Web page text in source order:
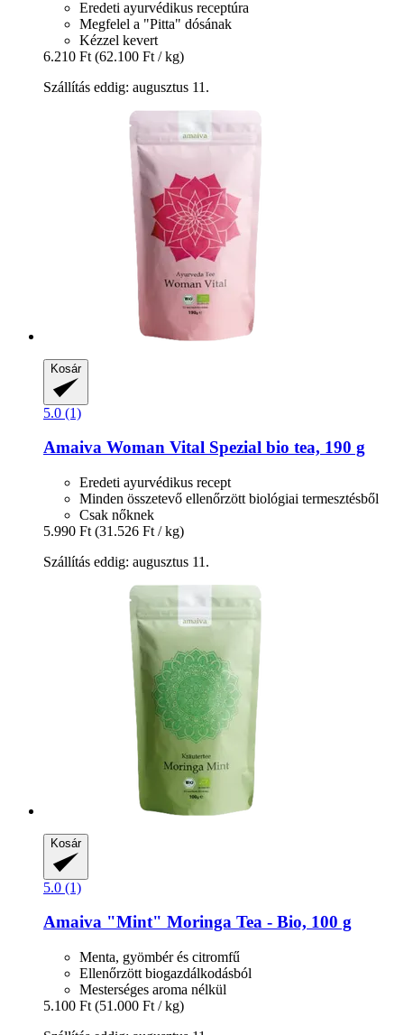
Eredeti ayurvédikus receptúra
Megfelel a "Pitta" dósának
Kézzel kevert
6.210 Ft (62.100 Ft / kg)
Szállítás eddig: augusztus 11.
Kosár
5.0 (1)
Amaiva Woman Vital Spezial bio tea, 190 g
Eredeti ayurvédikus recept
Minden összetevő ellenőrzött biológiai termesztésből
Csak nőknek
5.990 Ft (31.526 Ft / kg)
Szállítás eddig: augusztus 11.
Kosár
5.0 (1)
Amaiva "Mint" Moringa Tea -​ Bio, 100 g
Menta, gyömbér és citromfű
Ellenőrzött biogazdálkodásból
Mesterséges aroma nélkül
5.100 Ft (51.000 Ft / kg)